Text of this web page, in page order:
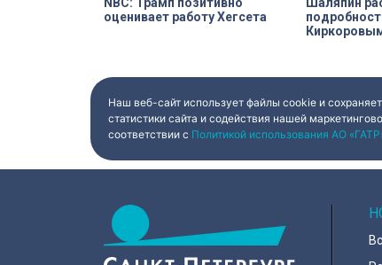
NBC: Трамп позитивно
оценивает работу Хегсета
Шаляпин
Наш веб-сайт использует файлы cookie и
статистики сайта и содействия нашей
соответствии с Политикой использования АО